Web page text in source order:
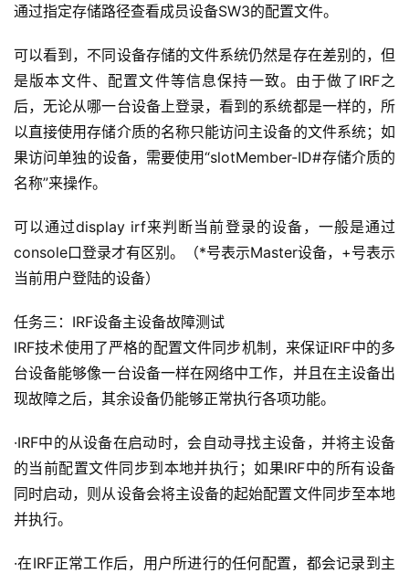
源
代
码
常
用
链
通过指定存储路径查看成员设备SW3的配置文件。
可以看到，不同设备存储的文件系统仍然是存在差别的，但
是版本文件、配置文件等信息保持一致。由于做了IRF之
后，无论从哪一台设备上登录，看到的系统都是一样的，所
以直接使用存储介质的名称只能访问主设备的文件系统；如
果访问单独的设备，需要使用“slotMember-ID#存储介质的
名称”来操作。
可以通过display irf来判断当前登录的设备，一般是通过
console口登录才有区别。（*号表示Master设备，+号表示
当前用户登陆的设备）
任务三：IRF设备主设备故障测试
IRF技术使用了严格的配置文件同步机制，来保证IRF中的多
台设备能够像一台设备一样在网络中工作，并且在主设备出
现故障之后，其余设备仍能够正常执行各项功能。
·IRF中的从设备在启动时，会自动寻找主设备，并将主设备
的当前配置文件同步到本地并执行；如果IRF中的所有设备
同时启动，则从设备会将主设备的起始配置文件同步至本地
并执行。
·在IRF正常工作后，用户所进行的任何配置，都会记录到主